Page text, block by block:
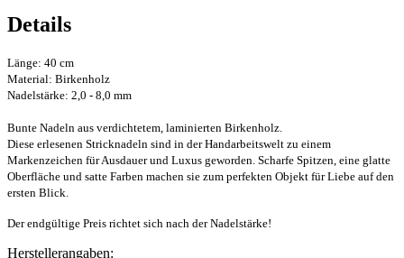
Details
Länge: 40 cm
Material: Birkenholz
Nadelstärke: 2,0 - 8,0 mm
Bunte Nadeln aus verdichtetem, laminierten Birkenholz.
Diese erlesenen Stricknadeln sind in der Handarbeitswelt zu einem
Markenzeichen für Ausdauer und Luxus geworden. Scharfe Spitzen, eine glatte
Oberfläche und satte Farben machen sie zum perfekten Objekt für Liebe auf den
ersten Blick.
Der endgültige Preis richtet sich nach der Nadelstärke!
Herstellerangaben: